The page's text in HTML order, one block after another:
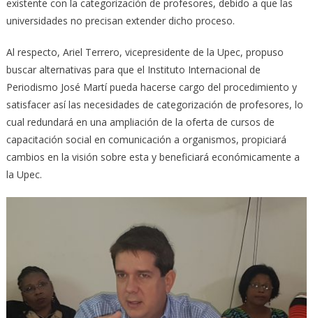
existente con la categorización de profesores, debido a que las
universidades no precisan extender dicho proceso.
Al respecto, Ariel Terrero, vicepresidente de la Upec, propuso
buscar alternativas para que el Instituto Internacional de
Periodismo José Martí pueda hacerse cargo del procedimiento y
satisfacer así las necesidades de categorización de profesores, lo
cual redundará en una ampliación de la oferta de cursos de
capacitación social en comunicación a organismos, propiciará
cambios en la visión sobre esta y beneficiará económicamente a
la Upec.